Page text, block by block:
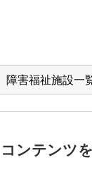
障害福祉施設一
コンテンツ